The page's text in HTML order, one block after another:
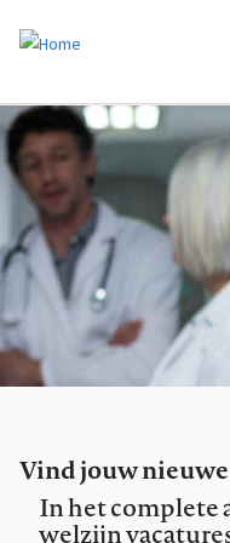
de
inhoud
gaan
Vind jouw
In het complete
welzijn